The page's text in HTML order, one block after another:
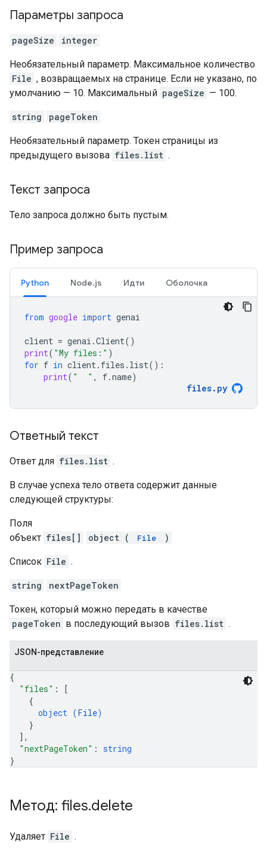
Параметры запроса
pageSize integer
Необязательный параметр. Максимальное количество
File , возвращаемых на странице. Если не указано, по
умолчанию — 10. Максимальный pageSize — 100.
string pageToken
Необязательный параметр. Токен страницы из
предыдущего вызова files.list .
Текст запроса
Тело запроса должно быть пустым.
Пример запроса
Python Node.js Идти Оболочка
from google import genai
client = genai .Client()
print( "My files:" )
for f in client. files . list():
print( "  " , f.name)
files. py
Ответный текст
Ответ для files.list .
В случае успеха тело ответа содержит данные
следующей структуры:
Поля
объект files[] object ( File )
Список File .
string nextPageToken
Токен, который можно передать в качестве
pageToken в последующий вызов files.list .
JSON-представление
{
"files" :
[
{
object (File)
}
] ,
"nextPageToken" : string
}
Метод: files.delete
Удаляет File .